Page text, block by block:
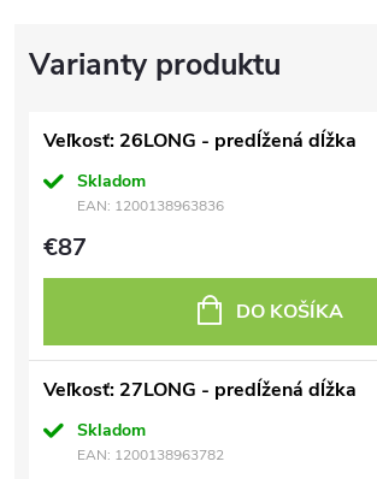
Veľkosť: 26LONG - predĺžená dĺžka
Skladom
EAN: 1200138963836
€87
DO KOŠÍKA
Veľkosť: 27LONG - predĺžená dĺžka
Skladom
EAN: 1200138963782